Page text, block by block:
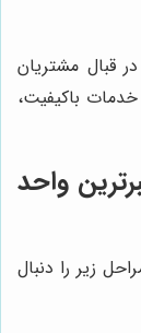
قبال مشتریان
خدمات باکیفیت،
واحد
زیر را دنبال